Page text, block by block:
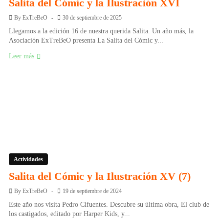
Salita del Cómic y la Ilustración XVI
By ExTreBeO 30 de septiembre de 2025
Llegamos a la edición 16 de nuestra querida Salita. Un año más, la
Asociación ExTreBeO presenta La Salita del Cómic y...
Leer más
Actividades
Salita del Cómic y la Ilustración XV (7)
By ExTreBeO 19 de septiembre de 2024
Este año nos visita Pedro Cifuentes. Descubre su última obra, El club de
los castigados, editado por Harper Kids, y...